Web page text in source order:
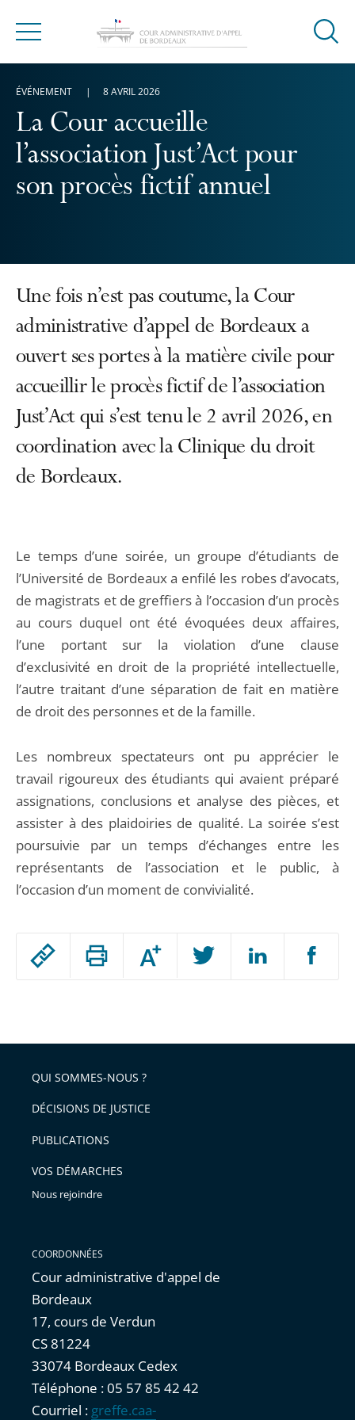
Menu
Ouvrir
La Cour accueille
l’association Just’Act pour
son procès fictif annuel
ÉVÉNEMENT 8 AVRIL 2026
Passer
arriver
après
Augmenter
ou
l'article
pour
avant
Une fois n’est pas coutume, la Cour
administrative d’appel de Bordeaux a
ouvert ses portes à la matière civile pour
accueillir le procès fictif de l’association
Just’Act qui s’est tenu le 2 avril 2026, en
coordination avec la Clinique du droit
de Bordeaux.
Le temps d’une soirée, un groupe d’étudiants de
l’Université de Bordeaux a enfilé les robes d’avocats,
de magistrats et de greffiers à l’occasion d’un procès
au cours duquel ont été évoquées deux affaires,
l’une portant sur la violation d’une clause
d’exclusivité en droit de la propriété intellectuelle,
l’autre traitant d’une séparation de fait en matière
de droit des personnes et de la famille.
Les nombreux spectateurs ont pu apprécier le
travail rigoureux des étudiants qui avaient préparé
assignations, conclusions et analyse des pièces, et
assister à des plaidoiries de qualité. La soirée s’est
poursuivie par un temps d’échanges entre les
représentants de l’association et le public, à
l’occasion d’un moment de convivialité.
QUI SOMMES-NOUS ?
DÉCISIONS DE JUSTICE
PUBLICATIONS
VOS DÉMARCHES
Nous rejoindre
COORDONNÉES
Cour administrative d'appel de
Bordeaux
17, cours de Verdun
CS 81224
33074 Bordeaux Cedex
Téléphone : 05 57 85 42 42
Courriel : greffe.caa-